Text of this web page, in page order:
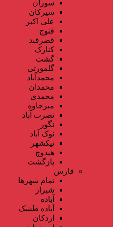
سوران
سیرکان
علی اکبر
فنوج
قصرقند
کنارک
گشت
گلمورتی
محمدآباد
محمدان
محمدی
میرجاوه
نصرت آباد
نگور
نوک آباد
نیکشهر
هیدوچ
بازگشت
فارس
تمام شهر‌ها
شیراز
آباده
آباده طشک
اردکان